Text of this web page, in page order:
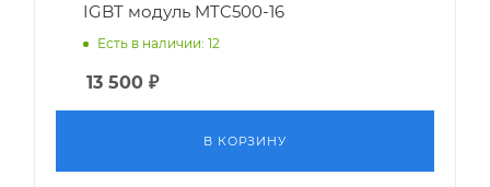
IGBT модуль MTC500-16
Есть в наличии: 12
13 500 ₽
В КОРЗИНУ